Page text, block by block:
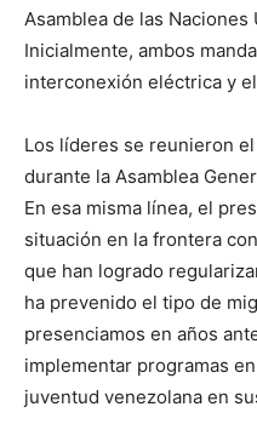
Asamblea de las Naciones
Inicialmente, ambos
interconexión eléctrica y
Los líderes se reunieron
durante la Asamblea
En esa misma línea, el
situación en la frontera
que han logrado
ha prevenido el tipo de
presenciamos en años
implementar programas
juventud venezolana en